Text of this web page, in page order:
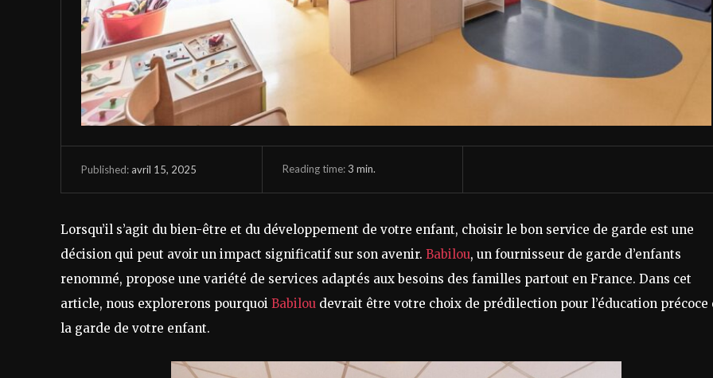
Published: avril 15, 2025 Reading time:3 min.
Lorsqu’il s’agit du bien-être et du développement de votre enfant, choisir le bon service de garde est une
décision qui peut avoir un impact significatif sur son avenir. Babilou, un fournisseur de garde d’enfants
renommé, propose une variété de services adaptés aux besoins des familles partout en France. Dans cet
article, nous explorerons pourquoi Babilou devrait être votre choix de prédilection pour l’éducation précoce
la garde de votre enfant.